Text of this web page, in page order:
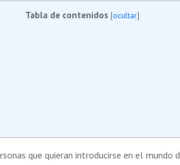
Tabla de contenidos [ocultar]
que quieran introducirse en el mundo